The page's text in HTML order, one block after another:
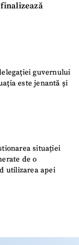
guvernului
este jenantă și
situației
de o
utilizarea apei